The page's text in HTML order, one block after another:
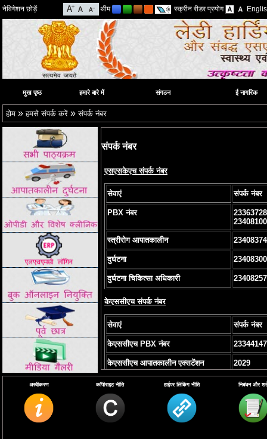
नेविगेशन छोड़ें थीम स्क्रीन रीडर प्रयोग
मुख पृष्ठ हमारे बारे में संगठन ई नागरिक
होम »हमसे संपर्क करें »संपर्क नंबर
संपर्क नंबर
एसएसकेएच संपर्क नंबर
सेवाएं संपर्क नंबर
PBX नंबर
23408100
स्त्रीरोग आपातकालीन 23408374
दुर्घटना 23408300
दुर्घटना चिकित्सा अधिकारी 23408257
केएससीएच संपर्क नंबर
सेवाएं संपर्क नंबर
केएससीएच PBX नंबर
केएससीएच आपातकालीन एक्सटेंशन 2029
अस्वीकरण कॉपीराइट नीति हाईपर लिंकिंग नीति निबंधन और